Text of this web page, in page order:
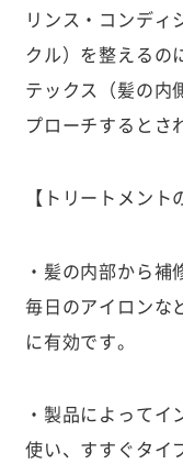
リンス・コンディ
クル）を整えるの
テックス（髪の内
プローチするとさ
【トリートメント
・髪の内部から補
毎日のアイロンな
に有効です。
・製品によって
使い、すすぐタイ